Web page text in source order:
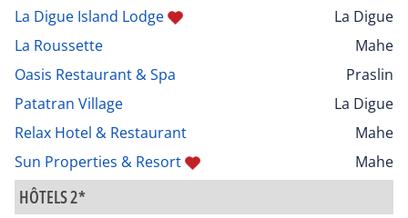
La Digue Island Lodge
La Digue
La Roussette
Mahe
Oasis Restaurant & Spa
Praslin
Patatran Village
La Digue
Relax Hotel & Restaurant
Mahe
Sun Properties & Resort
Mahe
HÔTELS 2*